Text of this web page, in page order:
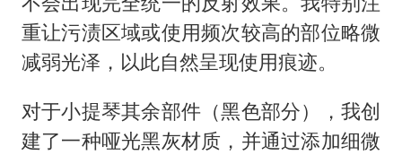
重让污渍区域或使用频次较高的部位略微
减弱光泽，以此自然呈现使用痕迹。
对于小提琴其余部件（黑色部分），我创
建了一种哑光黑灰材质，并通过添加细微